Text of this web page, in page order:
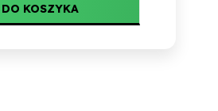
DO KOSZYKA